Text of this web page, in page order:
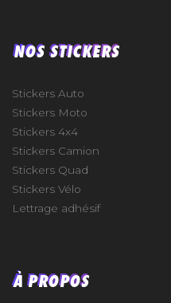
NOS STICKERS
Stickers Auto
Stickers Moto
Stickers 4x4
Stickers Camion
Stickers Quad
Stickers Vélo
Lettrage adhésif
À PROPOS